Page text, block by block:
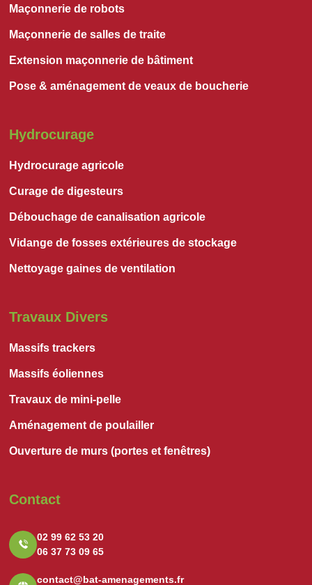
Maçonnerie de robots
Maçonnerie de salles de traite
Extension maçonnerie de bâtiment
Pose & aménagement de veaux de boucherie
Hydrocurage
Hydrocurage agricole
Curage de digesteurs
Débouchage de canalisation agricole
Vidange de fosses extérieures de stockage
Nettoyage gaines de ventilation
Travaux Divers
Massifs trackers
Massifs éoliennes
Travaux de mini-pelle
Aménagement de poulailler
Ouverture de murs (portes et fenêtres)
Contact
02 99 62 53 20
06 37 73 09 65
contact@bat-amenagements.fr